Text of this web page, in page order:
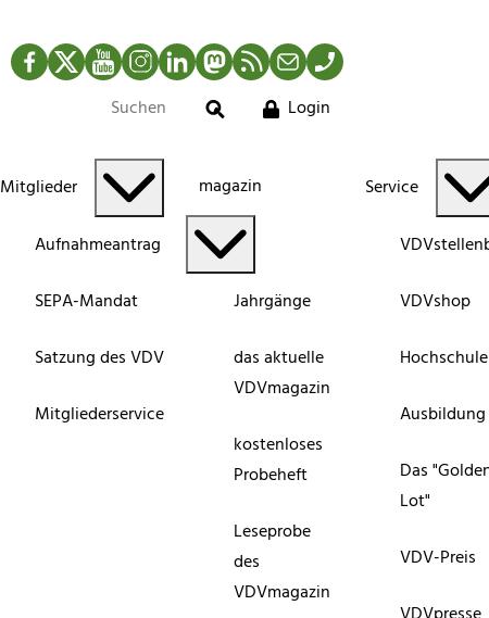
Facebook
TwitterYouTubeInstagram
LinkedInMastodonRSS-Newsfeed
MailTelefon
Suche
Login
Mitglieder
Aufnahmeantrag
SEPA-Mandat
Satzung des VDV
Mitgliederservice
magazin
Jahrgänge
das aktuelle
VDVmagazin
kostenloses
Probeheft
Leseprobe
des
VDVmagazin
Service
VDVshop
Ausbildung
Das
Lot"
VDV-Preis